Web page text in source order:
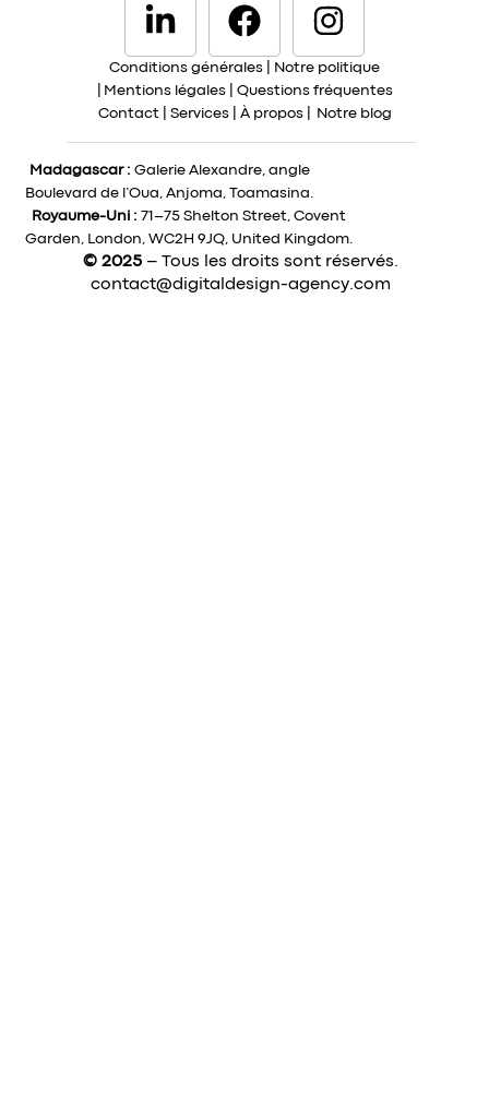
Conditions générales
Notre politique
Mentions légales| Questions fréquentes
Contact| Services| À propos| Notre blog
Madagascar : Galerie Alexandre, angle
Boulevard de l’Oua, Anjoma, Toamasina.
Royaume-Uni : 71–75 Shelton Street, Covent
Garden, London, WC2H 9JQ, United Kingdom.
© 2025 – Tous les droits sont réservés.
contact@digitaldesign-agency.com